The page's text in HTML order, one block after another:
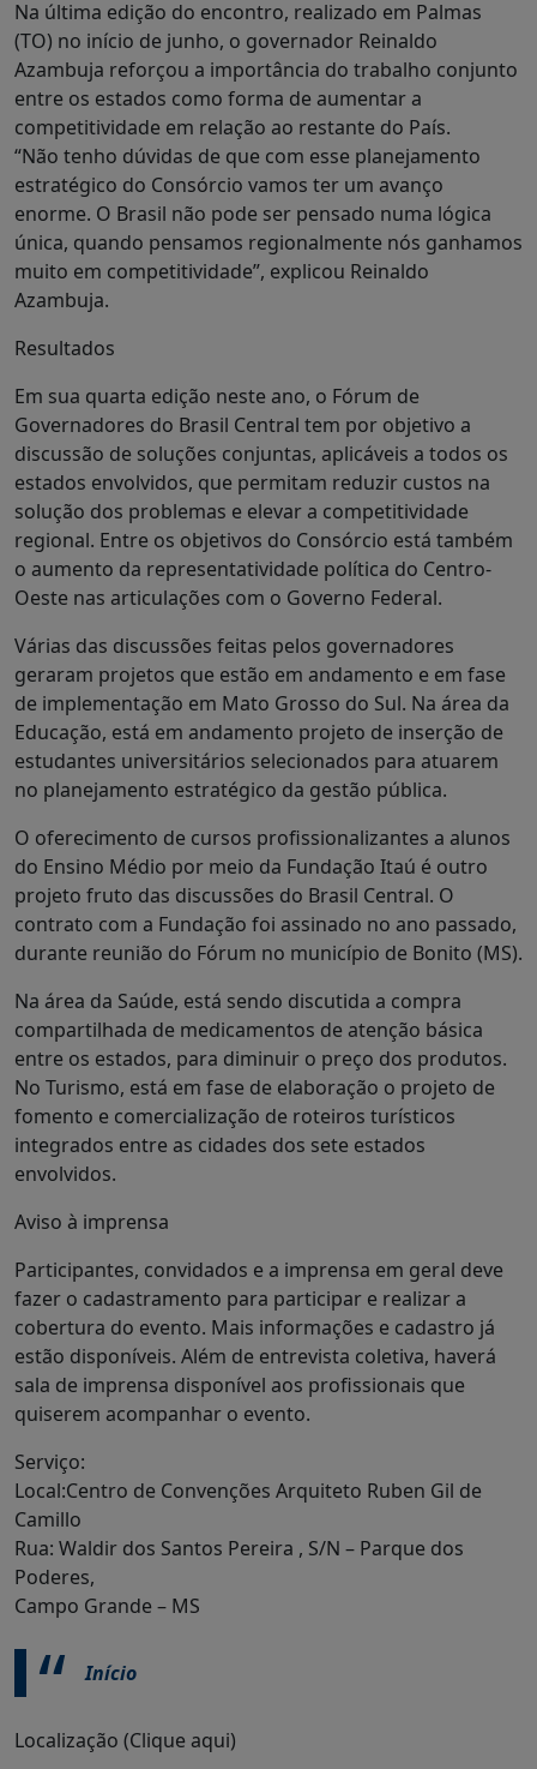
Na última edição do encontro, realizado em Palmas
(TO) no início de junho, o governador Reinaldo
Azambuja reforçou a importância do trabalho conjunto
entre os estados como forma de aumentar a
competitividade em relação ao restante do País.
“Não tenho dúvidas de que com esse planejamento
estratégico do Consórcio vamos ter um avanço
enorme. O Brasil não pode ser pensado numa lógica
única, quando pensamos regionalmente nós ganhamos
muito em competitividade”, explicou Reinaldo
Azambuja.
Resultados
Em sua quarta edição neste ano, o Fórum de
Governadores do Brasil Central tem por objetivo a
discussão de soluções conjuntas, aplicáveis a todos os
estados envolvidos, que permitam reduzir custos na
solução dos problemas e elevar a competitividade
regional. Entre os objetivos do Consórcio está também
o aumento da representatividade política do Centro-
Oeste nas articulações com o Governo Federal.
Várias das discussões feitas pelos governadores
geraram projetos que estão em andamento e em fase
de implementação em Mato Grosso do Sul. Na área da
Educação, está em andamento projeto de inserção de
estudantes universitários selecionados para atuarem
no planejamento estratégico da gestão pública.
O oferecimento de cursos profissionalizantes a alunos
do Ensino Médio por meio da Fundação Itaú é outro
projeto fruto das discussões do Brasil Central. O
contrato com a Fundação foi assinado no ano passado,
durante reunião do Fórum no município de Bonito (MS).
Na área da Saúde, está sendo discutida a compra
compartilhada de medicamentos de atenção básica
entre os estados, para diminuir o preço dos produtos.
No Turismo, está em fase de elaboração o projeto de
fomento e comercialização de roteiros turísticos
integrados entre as cidades dos sete estados
envolvidos.
Aviso à imprensa
Participantes, convidados e a imprensa em geral deve
fazer o cadastramento para participar e realizar a
cobertura do evento. Mais informações e cadastro já
estão disponíveis. Além de entrevista coletiva, haverá
sala de imprensa disponível aos profissionais que
quiserem acompanhar o evento.
Serviço:
Local:Centro de Convenções Arquiteto Ruben Gil de
Camillo
Rua: Waldir dos Santos Pereira , S/N – Parque dos
Poderes,
Campo Grande – MS
Início
Localização (Clique aqui)